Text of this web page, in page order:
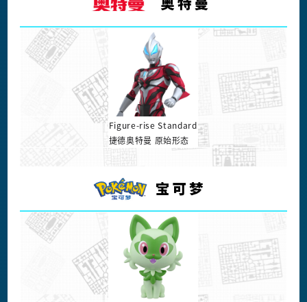
Figure-rise Standard
捷德奥特曼 原始形态